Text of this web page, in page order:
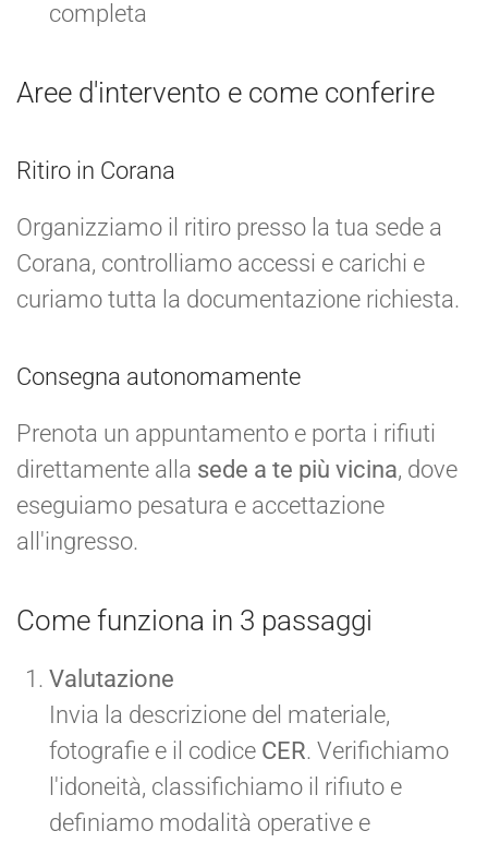
completa
Aree d'intervento e come conferire
Ritiro in Corana
Organizziamo il ritiro presso la tua sede a
Corana, controlliamo accessi e carichi e
curiamo tutta la documentazione richiesta.
Consegna autonomamente
Prenota un appuntamento e porta i rifiuti
direttamente alla sede a te più vicina, dove
eseguiamo pesatura e accettazione
all'ingresso.
Come funziona in 3 passaggi
Valutazione
Invia la descrizione del materiale,
fotografie e il codice CER. Verifichiamo
l'idoneità, classifichiamo il rifiuto e
definiamo modalità operative e